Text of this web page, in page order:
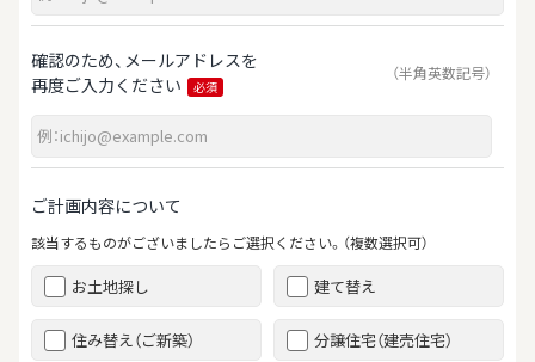
確認のため、メールアドレスを
再度ご入力ください
必須
（半角英数記号）
ご計画内容について
該当するものがございましたらご選択ください。（複数選択可）
お土地探し 建て替え
住み替え（ご新築） 分譲住宅（建売住宅）